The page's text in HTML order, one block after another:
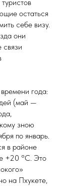
остаться
себе визу.
они
связи
года:
(май —
зною
по январь.
в районе
+20 °C. Это
на Пхукете,